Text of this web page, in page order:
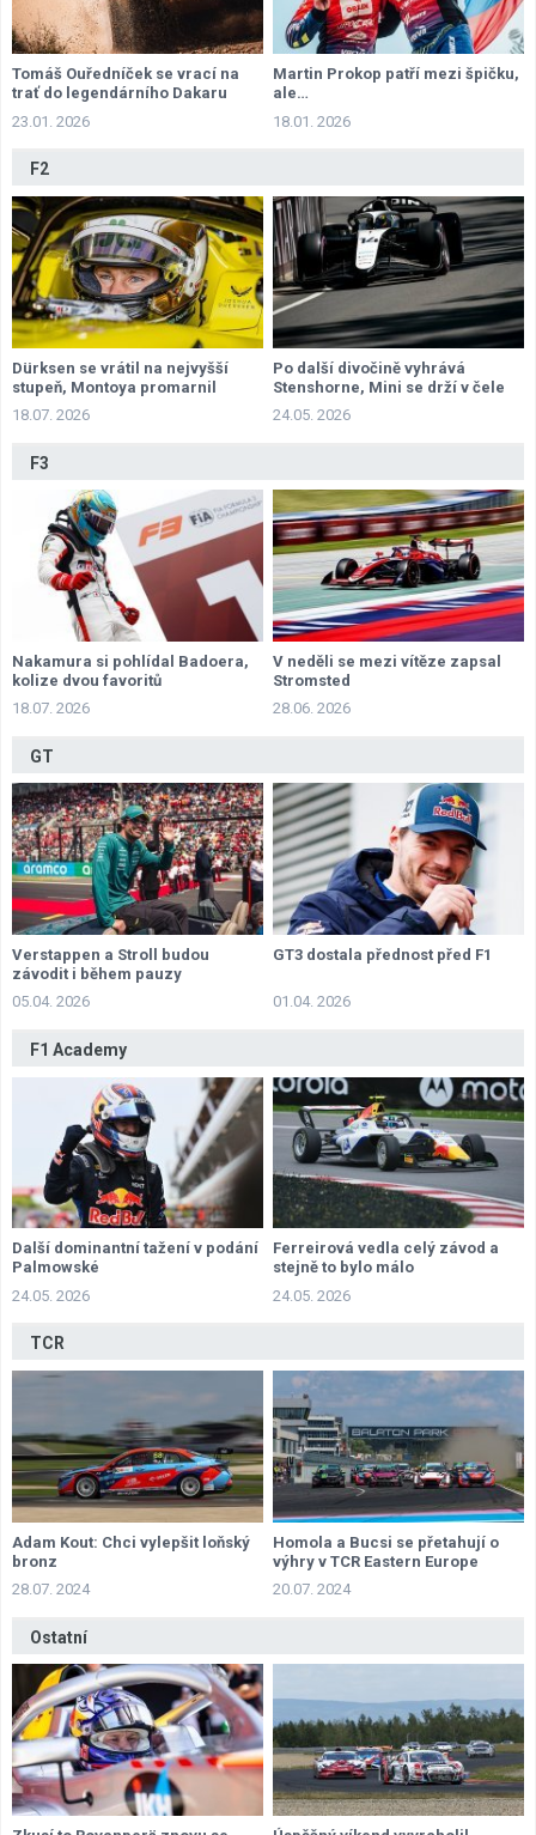
Tomáš Ouředníček se vrací na
trať do legendárního Dakaru
23.01. 2026
Martin Prokop patří mezi špičku,
ale…
18.01. 2026
F2
Dürksen se vrátil na nejvyšší
stupeň, Montoya promarnil
příležitost
18.07. 2026
Po další divočině vyhrává
Stenshorne, Mini se drží v čele
šampionátu
24.05. 2026
F3
Nakamura si pohlídal Badoera,
kolize dvou favoritů
18.07. 2026
V neděli se mezi vítěze zapsal
Stromsted
28.06. 2026
GT
Verstappen a Stroll budou
závodit i během pauzy
05.04. 2026
GT3 dostala přednost před F1
01.04. 2026
F1 Academy
Další dominantní tažení v podání
Palmowské
24.05. 2026
Ferreirová vedla celý závod a
stejně to bylo málo
24.05. 2026
TCR
Adam Kout: Chci vylepšit loňský
bronz
28.07. 2024
Homola a Bucsi se přetahují o
výhry v TCR Eastern Europe
20.07. 2024
Ostatní